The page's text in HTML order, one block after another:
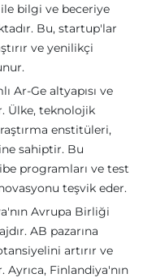
bilgi ve beceriye
Bu, startup'lar
ve yenilikçi
Ar-Ge altyapısı ve
Ülke, teknolojik
enstitüleri,
sahiptir. Bu
programları ve test
teşvik eder.
Avrupa Birliği
AB pazarına
artırır ve
Ayrıca, Finlandiya'nın